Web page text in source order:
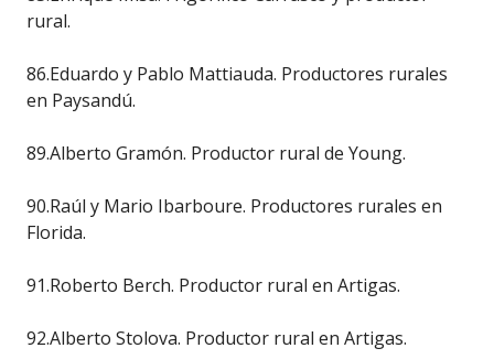
rural.
86.Eduardo y Pablo Mattiauda. Productores rurales
en Paysandú.
89.Alberto Gramón. Productor rural de Young.
90.Raúl y Mario Ibarboure. Productores rurales en
Florida.
91.Roberto Berch. Productor rural en Artigas.
92.Alberto Stolova. Productor rural en Artigas.